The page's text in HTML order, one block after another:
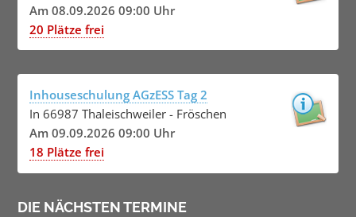
Am 08.09.2026 09:00 Uhr
20 Plätze frei
Inhouseschulung AGzESS Tag 2
In 66987 Thaleischweiler - Fröschen
Am 09.09.2026 09:00 Uhr
18 Plätze frei
DIE NÄCHSTEN TERMINE